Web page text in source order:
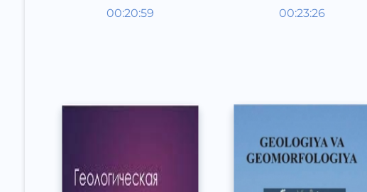
00:20:59
Таълим
00:23:26
Таълим